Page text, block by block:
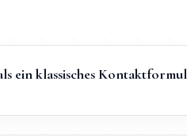
ein klassisches